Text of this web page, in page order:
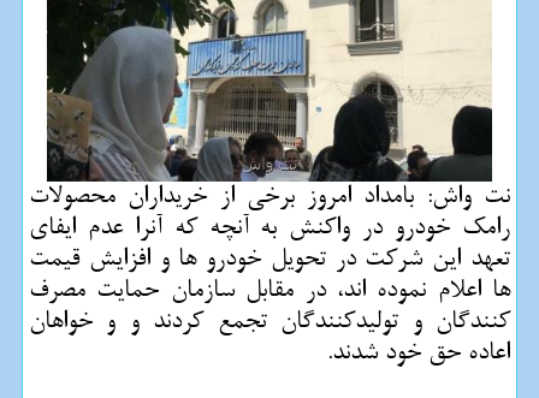
نت واش: بامداد امروز برخی از خریداران محصولات
رامك خودرو در واكنش به آنچه كه آنرا عدم ایفای
تعهد این شركت در تحویل خودرو ها و افزایش قیمت
ها اعلام نموده اند، در مقابل سازمان حمایت مصرف
كنندگان و تولیدكنندگان تجمع كردند و و خواهان
اعاده حق خود شدند.